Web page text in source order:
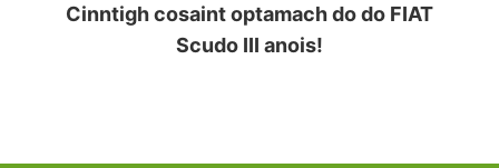
Cinntigh cosaint optamach do do FIAT
Scudo III anois!